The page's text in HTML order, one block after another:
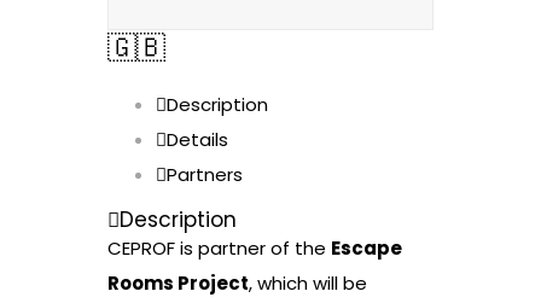
🇬🇧
Description
Details
Partners
Description
CEPROF is partner of the Escape
Rooms Project, which will be